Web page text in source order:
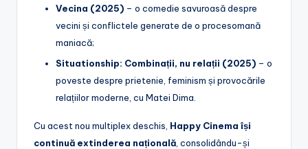
Vecina (2025) – o comedie savuroasă despre
vecini și conflictele generate de o procesomană
maniacă;
Situationship: Combinații, nu relații (2025) – o
poveste despre prietenie, feminism și provocările
relațiilor moderne, cu Matei Dima.
Cu acest nou multiplex deschis, Happy Cinema își
continuă extinderea națională , consolidându-și